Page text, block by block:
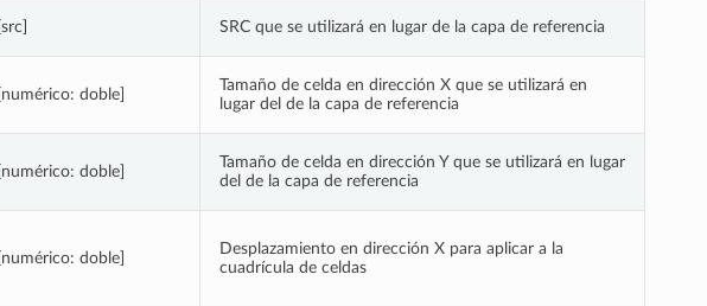
[src] SRC que se utilizará en lugar de la capa de referencia
[numérico: doble]
Tamaño de celda en dirección X que se utilizará en
lugar del de la capa de referencia
[numérico: doble]
Tamaño de celda en dirección Y que se utilizará en lugar
del de la capa de referencia
[numérico: doble]
Desplazamiento en dirección X para aplicar a la
cuadrícula de celdas